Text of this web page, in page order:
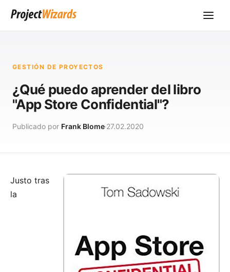
GESTIÓN DE PROYECTOS
¿Qué puedo aprender del libro
"App Store Confidential"?
Publicado por Frank Blome 27.02.2020
Justo tras
la